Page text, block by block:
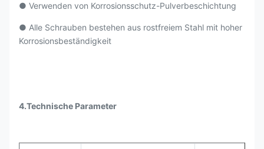
● Verwenden von Korrosionsschutz-Pulverbeschichtung
● Alle Schrauben bestehen aus rostfreiem Stahl mit hoher
Korrosionsbeständigkeit
4.Technische Parameter